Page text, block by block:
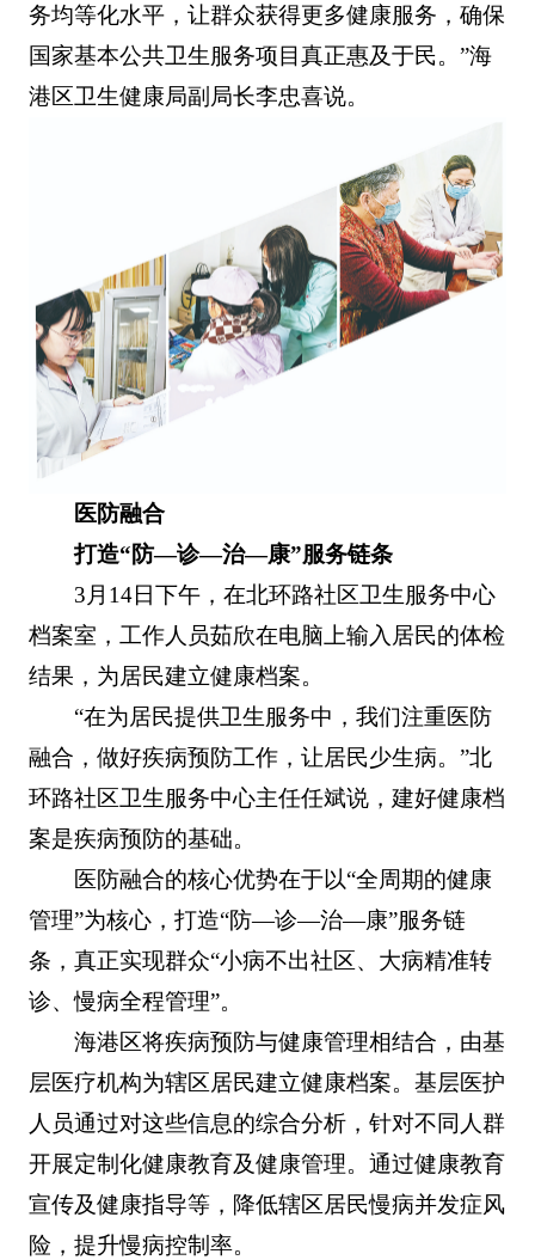
务均等化水平，让群众获得更多健康服务，确保
国家基本公共卫生服务项目真正惠及于民。”海
港区卫生健康局副局长李忠喜说。
医防融合
打造“防—诊—治—康”服务链条
3月14日下午，在北环路社区卫生服务中心
档案室，工作人员茹欣在电脑上输入居民的体检
结果，为居民建立健康档案。
“在为居民提供卫生服务中，我们注重医防
融合，做好疾病预防工作，让居民少生病。”北
环路社区卫生服务中心主任任斌说，建好健康档
案是疾病预防的基础。
医防融合的核心优势在于以“全周期的健康
管理”为核心，打造“防—诊—治—康”服务链
条，真正实现群众“小病不出社区、大病精准转
诊、慢病全程管理”。
海港区将疾病预防与健康管理相结合，由基
层医疗机构为辖区居民建立健康档案。基层医护
人员通过对这些信息的综合分析，针对不同人群
开展定制化健康教育及健康管理。通过健康教育
宣传及健康指导等，降低辖区居民慢病并发症风
险，提升慢病控制率。